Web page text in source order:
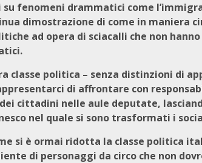
fenomeni drammatici come
dimostrazione di come in maniera
ad opera di sciacalli che non
classe politica – senza distinzioni di
di affrontare con
cittadini nelle aule deputate,
nel quale si sono trasformati i
si è ormai ridotta la classe politica
di personaggi da circo che non